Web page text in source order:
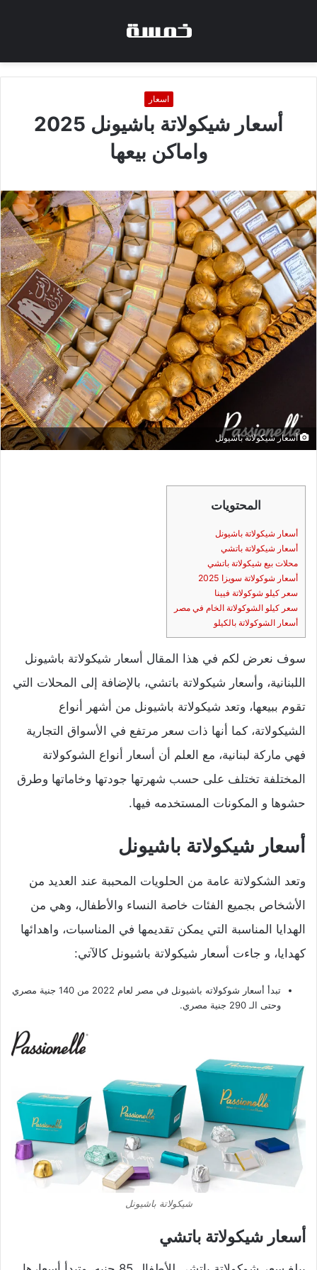
اسعار
أسعار شيكولاتة باشيونل 2025
واماكن بيعها
أسعار شيكولاتة باشيونل
المحتويات
أسعار شيكولاتة باشيونل
أسعار شيكولاتة باتشي
محلات بيع شيكولاتة باتشي
أسعار شوكولاتة سويزا 2025
سعر كيلو شوكولاتة فيينا
سعر كيلو الشوكولاتة الخام في مصر
أسعار الشوكولاتة بالكيلو
سوف نعرض لكم في هذا المقال أسعار شيكولاتة باشيونل
اللبنانية، وأسعار شيكولاتة باتشي، بالإضافة إلى المحلات التي
تقوم ببيعها، وتعد شيكولاتة باشيونل من أشهر أنواع
الشيكولاتة، كما أنها ذات سعر مرتفع في الأسواق التجارية
فهي ماركة لبنانية، مع العلم أن أسعار أنواع الشوكولاتة
المختلفة تختلف على حسب شهرتها جودتها وخاماتها وطرق
حشوها و المكونات المستخدمه فيها.
أسعار شيكولاتة باشيونل
وتعد الشكولاتة عامة من الحلويات المحببة عند العديد من
الأشخاص بجميع الفئات خاصة النساء والأطفال، وهي من
الهدايا المناسبة التي يمكن تقديمها في المناسبات، واهدائها
كهدايا، و جاءت أسعار شيكولاتة باشيونل كالآتي:
تبدأ أسعار شوكولاته باشيونل في مصر لعام 2022 من 140 جنية مصري
وحتى الـ 290 جنية مصري.
شيكولاتة باشيونل
أسعار شيكولاتة باتشي